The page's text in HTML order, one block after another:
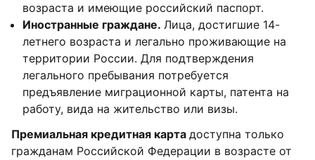
возраста и имеющие российский паспорт.
Иностранные граждане. Лица, достигшие 14-
летнего возраста и легально проживающие на
территории России. Для подтверждения
легального пребывания потребуется
предъявление миграционной карты, патента на
работу, вида на жительство или визы.
Премиальная кредитная карта доступна только
гражданам Российской Федерации в возрасте от